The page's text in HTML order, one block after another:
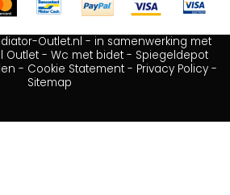
Outlet.nl - in samenwerking met
Outlet - Wc met bidet - Spiegeldepot
- Cookie Statement- Privacy Policy-
Sitemap